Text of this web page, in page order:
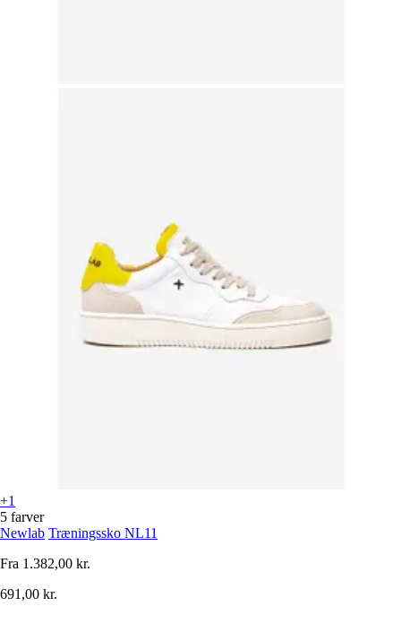
+1
5 farver
Newlab Træningssko NL11
Fra 1.382,00 kr.
691,00 kr.